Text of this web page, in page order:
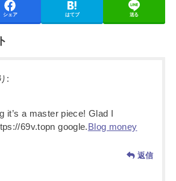
シェア はてブ 送る
:
it’s a master piece! Glad I
69v.topn google.Blog money
返信